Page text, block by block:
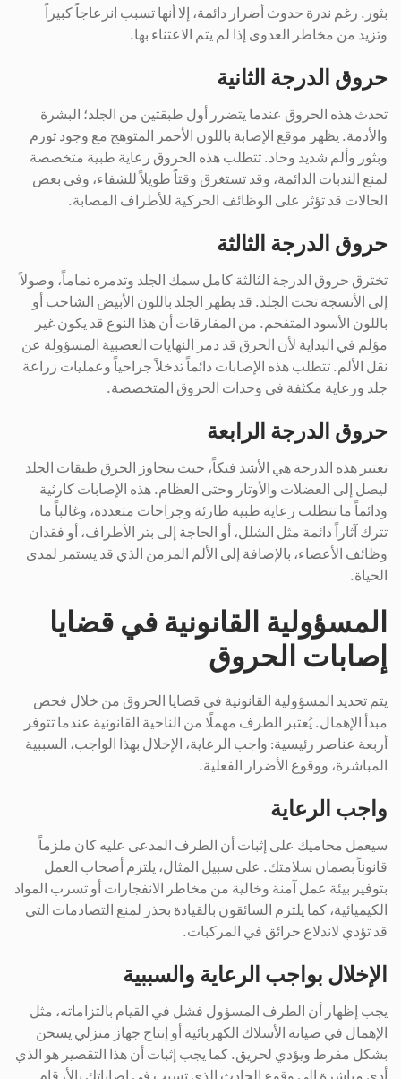
بثور. رغم ندرة حدوث أضرار دائمة، إلا أنها تسبب انزعاجاً كبيراً
وتزيد من مخاطر العدوى إذا لم يتم الاعتناء بها.
حروق الدرجة الثانية
تحدث هذه الحروق عندما يتضرر أول طبقتين من الجلد؛ البشرة
والأدمة. يظهر موقع الإصابة باللون الأحمر المتوهج مع وجود تورم
وبثور وألم شديد وحاد. تتطلب هذه الحروق رعاية طبية متخصصة
لمنع الندبات الدائمة، وقد تستغرق وقتاً طويلاً للشفاء، وفي بعض
الحالات قد تؤثر على الوظائف الحركية للأطراف المصابة.
حروق الدرجة الثالثة
تخترق حروق الدرجة الثالثة كامل سمك الجلد وتدمره تماماً، وصولاً
إلى الأنسجة تحت الجلد. قد يظهر الجلد باللون الأبيض الشاحب أو
باللون الأسود المتفحم. من المفارقات أن هذا النوع قد يكون غير
مؤلم في البداية لأن الحرق قد دمر النهايات العصبية المسؤولة عن
نقل الألم. تتطلب هذه الإصابات دائماً تدخلاً جراحياً وعمليات زراعة
جلد ورعاية مكثفة في وحدات الحروق المتخصصة.
حروق الدرجة الرابعة
تعتبر هذه الدرجة هي الأشد فتكاً، حيث يتجاوز الحرق طبقات الجلد
ليصل إلى العضلات والأوتار وحتى العظام. هذه الإصابات كارثية
ودائماً ما تتطلب رعاية طبية طارئة وجراحات متعددة، وغالباً ما
تترك آثاراً دائمة مثل الشلل، أو الحاجة إلى بتر الأطراف، أو فقدان
وظائف الأعضاء، بالإضافة إلى الألم المزمن الذي قد يستمر لمدى
الحياة.
المسؤولية القانونية في قضايا
إصابات الحروق
يتم تحديد المسؤولية القانونية في قضايا الحروق من خلال فحص
مبدأ الإهمال. يُعتبر الطرف مهملًا من الناحية القانونية عندما تتوفر
أربعة عناصر رئيسية: واجب الرعاية، الإخلال بهذا الواجب، السببية
المباشرة، ووقوع الأضرار الفعلية.
واجب الرعاية
سيعمل محاميك على إثبات أن الطرف المدعى عليه كان ملزماً
قانوناً بضمان سلامتك. على سبيل المثال، يلتزم أصحاب العمل
بتوفير بيئة عمل آمنة وخالية من مخاطر الانفجارات أو تسرب المواد
الكيميائية، كما يلتزم السائقون بالقيادة بحذر لمنع التصادمات التي
قد تؤدي لاندلاع حرائق في المركبات.
الإخلال بواجب الرعاية والسببية
يجب إظهار أن الطرف المسؤول فشل في القيام بالتزاماته، مثل
الإهمال في صيانة الأسلاك الكهربائية أو إنتاج جهاز منزلي يسخن
بشكل مفرط ويؤدي لحريق. كما يجب إثبات أن هذا التقصير هو الذي